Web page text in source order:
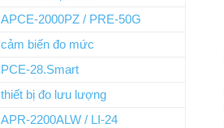
APCE-2000PZ / PRE-50G
cảm biến đo mức
PCE-28.Smart
thiết bị đo lưu lượng
APR-2200ALW / LI-24